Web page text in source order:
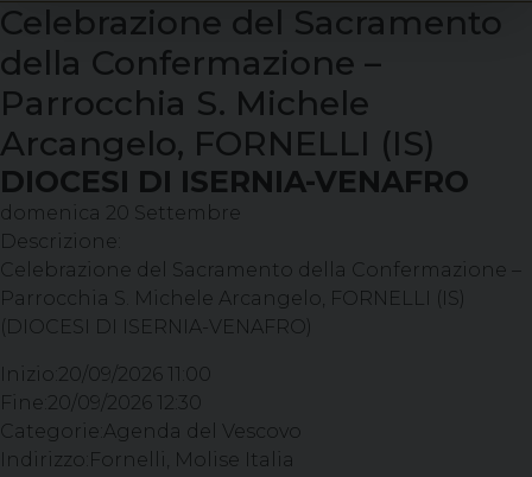
Celebrazione del Sacramento
della Confermazione –
Parrocchia S. Michele
Arcangelo, FORNELLI (IS)
DIOCESI DI ISERNIA-VENAFRO
domenica 20 Settembre
Descrizione:
Celebrazione del Sacramento della Confermazione –
Parrocchia S. Michele Arcangelo, FORNELLI (IS)
(DIOCESI DI ISERNIA-VENAFRO)
Inizio: 20/09/2026 11:00
Fine: 20/09/2026 12:30
Categorie: Agenda del Vescovo
Indirizzo: Fornelli, Molise Italia